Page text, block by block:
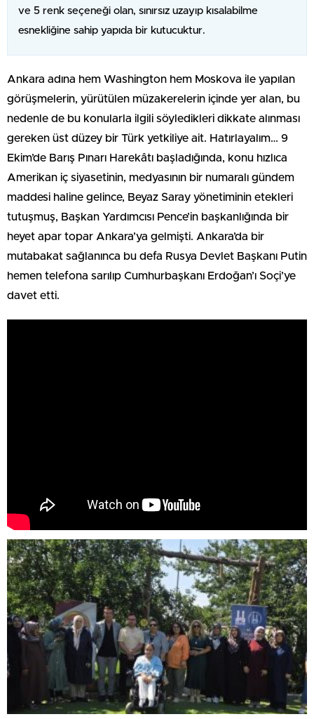
ve 5 renk seçeneği olan, sınırsız uzayıp kısalabilme
esnekliğine sahip yapıda bir kutucuktur.
Ankara adına hem Washington hem Moskova ile yapılan
görüşmelerin, yürütülen müzakerelerin içinde yer alan, bu
nedenle de bu konularla ilgili söyledikleri dikkate alınması
gereken üst düzey bir Türk yetkiliye ait. Hatırlayalım… 9
Ekim’de Barış Pınarı Harekâtı başladığında, konu hızlıca
Amerikan iç siyasetinin, medyasının bir numaralı gündem
maddesi haline gelince, Beyaz Saray yönetiminin etekleri
tutuşmuş, Başkan Yardımcısı Pence’in başkanlığında bir
heyet apar topar Ankara’ya gelmişti. Ankara’da bir
mutabakat sağlanınca bu defa Rusya Devlet Başkanı Putin
hemen telefona sarılıp Cumhurbaşkanı Erdoğan’ı Soçi’ye
davet etti.